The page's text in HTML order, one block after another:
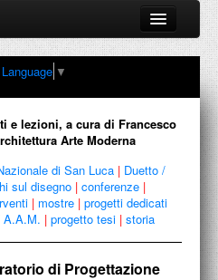
e contaminazioni tra Arte,
▼
e lezioni, a cura di Francesco
Arte Moderna
di San Luca | Duetto /
sul disegno | conferenze |
| mostre | progetti dedicati
A.A.M. | progetto tesi | storia
di Progettazione